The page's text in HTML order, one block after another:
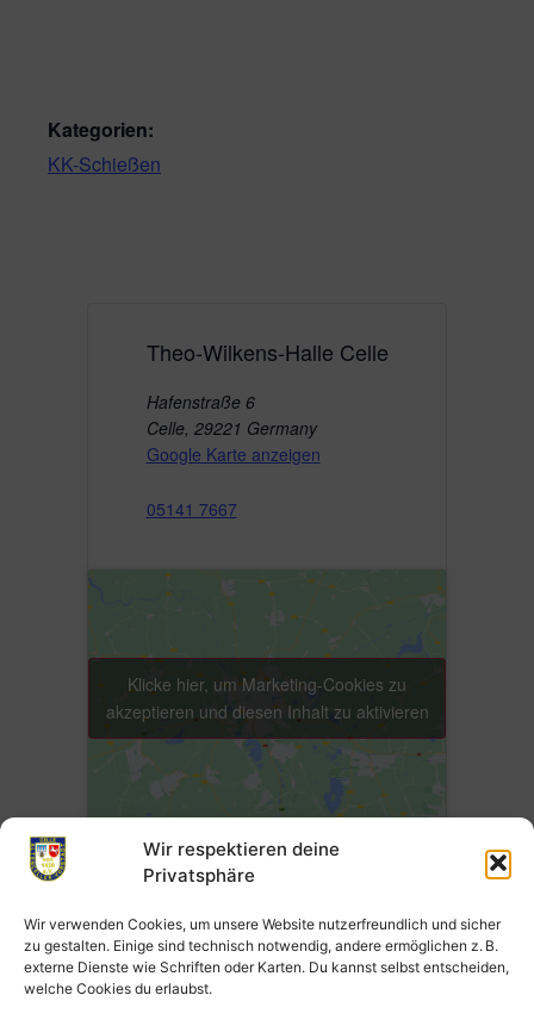
Wir respektieren deine
Privatsphäre
Wir verwenden Cookies, um unsere Website nutzerfreundlich und sicher
zu gestalten. Einige sind technisch notwendig, andere ermöglichen z. B.
externe Dienste wie Schriften oder Karten. Du kannst selbst entscheiden,
welche Cookies du erlaubst.
Kategorien:
KK-Schießen
Theo-Wilkens-Halle Celle
Hafenstraße 6
Celle, 29221 Germany
Google Karte anzeigen
05141 7667
Klicke hier, um Marketing-Cookies zu
akzeptieren und diesen Inhalt zu aktivieren
Zum Kalender hinzufügen